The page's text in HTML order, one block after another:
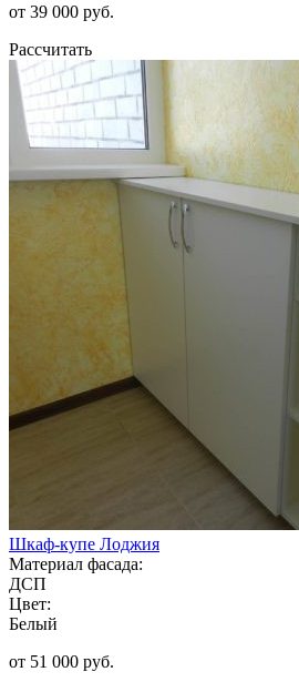
от 39 000 руб.
Рассчитать
Шкаф-купе Лоджия
Материал фасада:
ДСП
Цвет:
Белый
от 51 000 руб.